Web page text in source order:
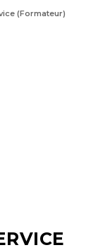
(Formateur)